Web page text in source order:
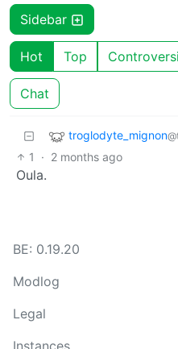
Sidebar
Hot Top
Chat
troglodyte_mignon
1 · 2 months ago
Oula.
BE: 0.19.20
Modlog
Legal